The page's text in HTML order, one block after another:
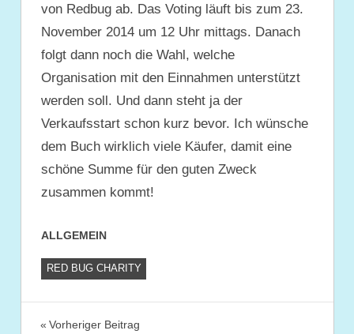
von Redbug ab. Das Voting läuft bis zum 23.
November 2014 um 12 Uhr mittags. Danach
folgt dann noch die Wahl, welche
Organisation mit den Einnahmen unterstützt
werden soll. Und dann steht ja der
Verkaufsstart schon kurz bevor. Ich wünsche
dem Buch wirklich viele Käufer, damit eine
schöne Summe für den guten Zweck
zusammen kommt!
ALLGEMEIN
RED BUG CHARITY
Vorheriger Beitrag